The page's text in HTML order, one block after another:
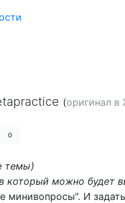
(оригинал
0
темы)
который можно будет
И